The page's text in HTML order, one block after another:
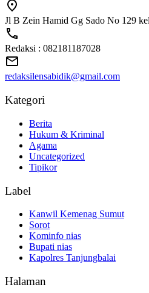
Jl B Zein Hamid Gg Sado No 129
Redaksi : 082181187028
redaksilensabidik@gmail.com
Kategori
Berita
Hukum & Kriminal
Agama
Uncategorized
Tipikor
Label
Kanwil Kemenag Sumut
Sorot
Kominfo nias
Bupati nias
Kapolres Tanjungbalai
Halaman